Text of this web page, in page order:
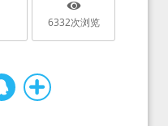
6332次浏览